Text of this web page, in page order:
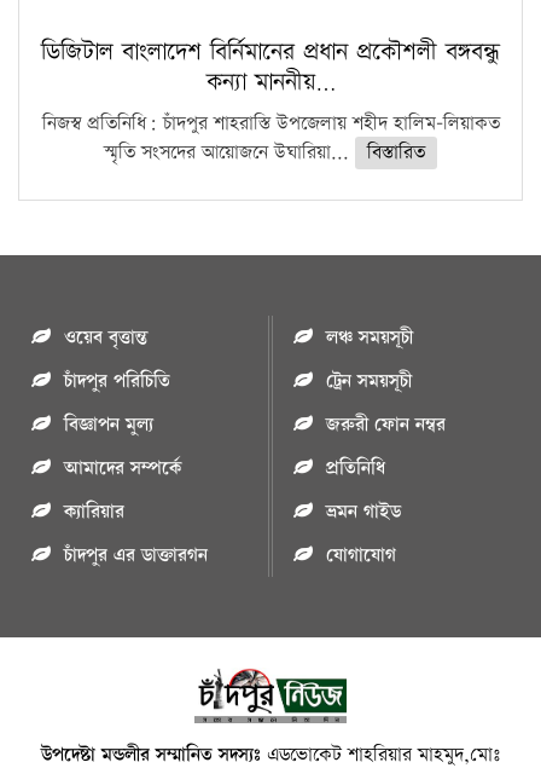
ডিজিটাল বাংলাদেশ বির্নিমানের প্রধান প্রকৌশলী বঙ্গবন্ধু
কন্যা মাননীয়…
নিজস্ব প্রতিনিধি: চাঁদপুর শাহরাস্তি উপজেলায় শহীদ হালিম-লিয়াকত
স্মৃতি সংসদের আয়োজনে উঘারিয়া...
বিস্তারিত
ওয়েব বৃত্তান্ত
চাঁদপুর পরিচিতি
বিজ্ঞাপন মুল্য
আমাদের সম্পর্কে
ক্যারিয়ার
চাঁদপুর এর ডাক্তারগন
লঞ্চ সময়সূচী
ট্রেন সময়সূচী
জরুরী ফোন নম্বর
প্রতিনিধি
ভ্রমন গাইড
যোগাযোগ
উপদেষ্টা মন্ডলীর সম্মানিত সদস্যঃ এডভোকেট শাহরিয়ার মাহমুদ,মোঃ